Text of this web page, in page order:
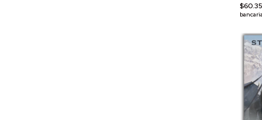
bancaria